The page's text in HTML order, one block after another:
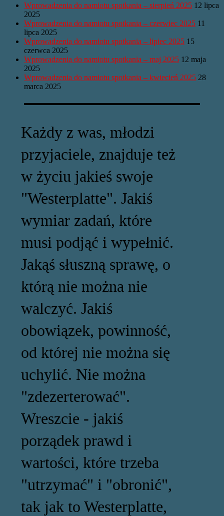
Wprowadzenia do namiotu spotkania – sierpień 2025 12 lipca
2025
Wprowadzenia do namiotu spotkania – czerwiec 2025 11
lipca 2025
Wprowadzenia do namiotu spotkania – lipiec 2025 15
czerwca 2025
Wprowadzenia do namiotu spotkania – maj 2025 12 maja
2025
Wprowadzenia do namiotu spotkania – kwiecień 2025 28
marca 2025
Każdy z was, młodzi
przyjaciele, znajduje też
w życiu jakieś swoje
"Westerplatte". Jakiś
wymiar zadań, które
musi podjąć i wypełnić.
Jakąś słuszną sprawę, o
którą nie można nie
walczyć. Jakiś
obowiązek, powinność,
od której nie można się
uchylić. Nie można
"zdezerterować".
Wreszcie - jakiś
porządek prawd i
wartości, które trzeba
"utrzymać" i "obronić",
tak jak to Westerplatte,